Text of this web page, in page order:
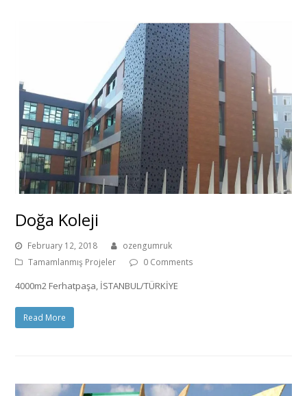
Doğa Koleji
February 12, 2018
ozengumruk
Tamamlanmış Projeler
0 Comments
4000m2 Ferhatpaşa, İSTANBUL/TÜRKİYE
Read More